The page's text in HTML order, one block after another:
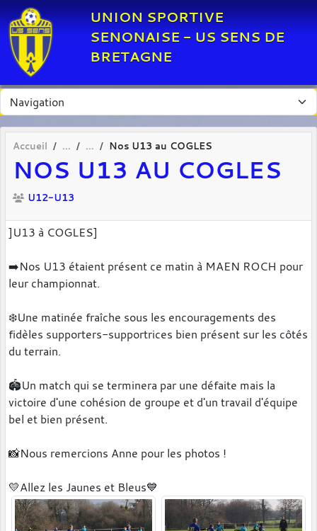
UNION SPORTIVE
SENONAISE - US SENS DE
BRETAGNE
Accueil Nos U13 au COGLES
NOS U13 AU COGLES
U12-U13
]U13 à COGLES]
➡️Nos U13 étaient présent ce matin à MAEN ROCH pour
leur championnat.
❄️Une matinée fraîche sous les encouragements des
fidèles supporters-supportrices bien présent sur les côtés
du terrain.
🏟Un match qui se terminera par une défaite mais la
victoire d'une cohésion de groupe et d'un travail d'équipe
bel et bien présent.
📸Nous remercions Anne pour les photos !
💛Allez les Jaunes et Bleus💙
Panneau de gestion des cookies